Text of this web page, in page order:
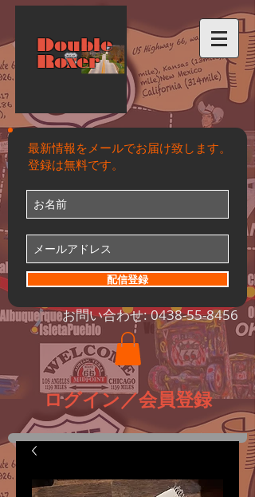
Double
Roxer
お問い合わせ:0438-55-8456
最新情報をメールでお届け致します。
登録は無料です。
配信登録
ログイン／会員登録